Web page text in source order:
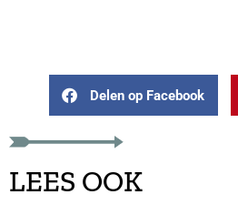
Delen op Facebook
LEES OOK